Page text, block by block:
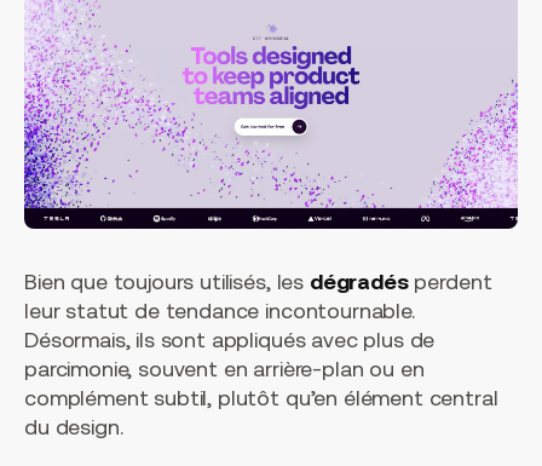
Bien que toujours utilisés, les dégradésperdent
leur statut de tendance incontournable.
Désormais, ils sont appliqués avec plus de
parcimonie, souvent en arrière-plan ou en
complément subtil, plutôt qu’en élément central
du design.